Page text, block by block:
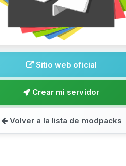
Sitio web oficial
Crear mi servidor
Volver a la lista de modpacks